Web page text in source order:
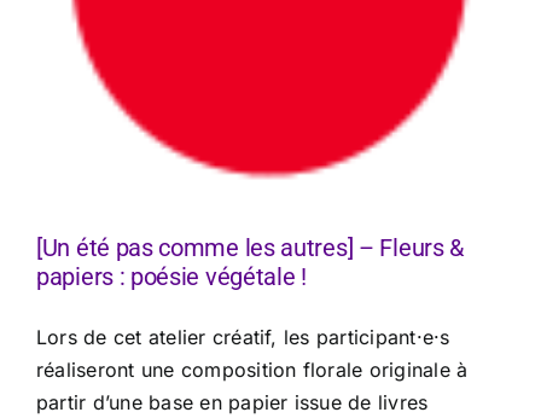
[Un été pas comme les autres] – Fleurs &
papiers : poésie végétale !
Lors de cet atelier créatif, les participant·e·s
réaliseront une composition florale originale à
partir d’une base en papier issue de livres